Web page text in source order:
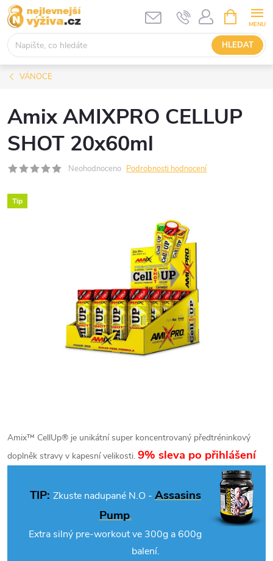
Přejít
na
obsah
HLEDAT
NÁKUPNÍ
KOŠÍK
VÁNOCE
Amix AMIXPRO CELLUP
SHOT 20x60ml
Neohodnoceno Podrobnosti hodnocení
Tip
Amix™ CellUp® je unikátní super koncentrovaný předtréninkový
doplněk stravy v kapesní velikosti. 9% sleva po přihlášení
TIP: Zkuste nadupané N.O - Assasins
Pump.
Extra silný pre-workout ve 300g a 600g
balení.